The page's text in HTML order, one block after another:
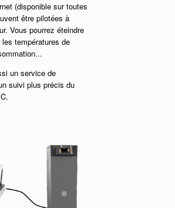
(disponible sur toutes
être pilotées à
Vous pourrez éteindre
températures de
un service de
suivi plus précis du